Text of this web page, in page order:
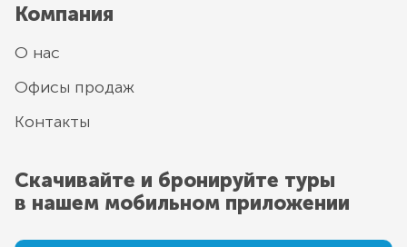
Компания
О нас
Офисы продаж
Контакты
Скачивайте и бронируйте туры
в нашем мобильном приложении